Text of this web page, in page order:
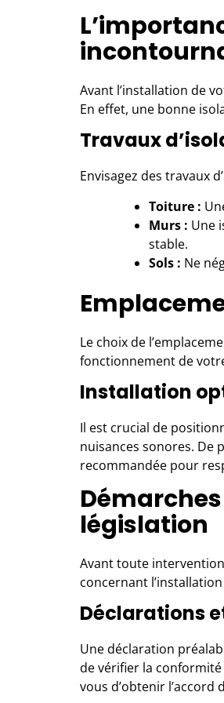
Avant l’installation de
En effet, une bonne
Travaux
Envisagez des travaux
Toiture :
Murs : Une
stable.
Sols : Ne
Le choix de
fonctionnement de
Installation
Il est crucial de
nuisances sonores. De
recommandée pour
législation
Avant toute
concernant l’installation
Déclarations
Une déclaration
de vérifier la conformité
vous d’obtenir l’accord